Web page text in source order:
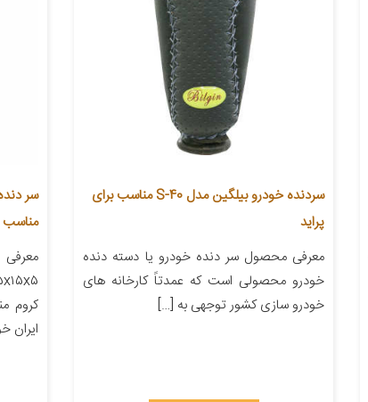
سردنده خودرو بیلگین مدل S-40 مناسب برای
پراید
معرفی محصول سر دنده خودرو یا دسته دنده
خودرو محصولی است که عمدتاً کارخانه های
خودرو سازی کشور توجهی به […]
مناسب
ایران